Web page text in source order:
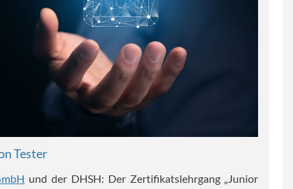
Tester
und der DHSH: Der Zertifikatslehrgang „Junior